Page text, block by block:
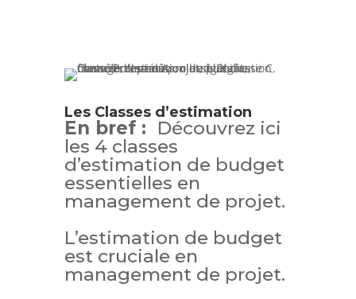
Les Classes d’estimation
En bref : Découvrez ici
les 4 classes
d’estimation de budget
essentielles en
management de projet.
L’estimation de budget
est cruciale en
management de projet.